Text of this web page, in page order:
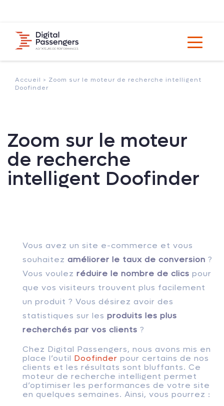
Accueil > Zoom sur le moteur de recherche intelligent
Doofinder
Zoom sur le moteur
de recherche
intelligent Doofinder
Vous avez un site e-commerce et vous
souhaitez améliorer le taux de conversion ?
Vous voulez réduire le nombre de clics pour
que vos visiteurs trouvent plus facilement
un produit ? Vous désirez avoir des
statistiques sur les produits les plus
recherchés par vos clients ?
Chez Digital Passengers, nous avons mis en
place l’outil Doofinder pour certains de nos
clients et les résultats sont bluffants. Ce
moteur de recherche intelligent permet
d’optimiser les performances de votre site
en quelques semaines. Ainsi, vous pourrez :